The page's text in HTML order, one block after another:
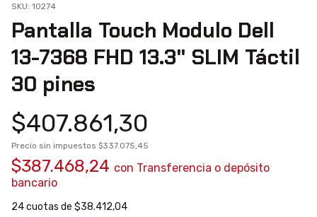
SKU: 10274
Pantalla Touch Modulo Dell
13-7368 FHD 13.3" SLIM Táctil
30 pines
$407.861,30
Precio sin impuestos $337.075,45
$387.468,24 con Transferencia o depósito
bancario
24cuotas de $38.412,04